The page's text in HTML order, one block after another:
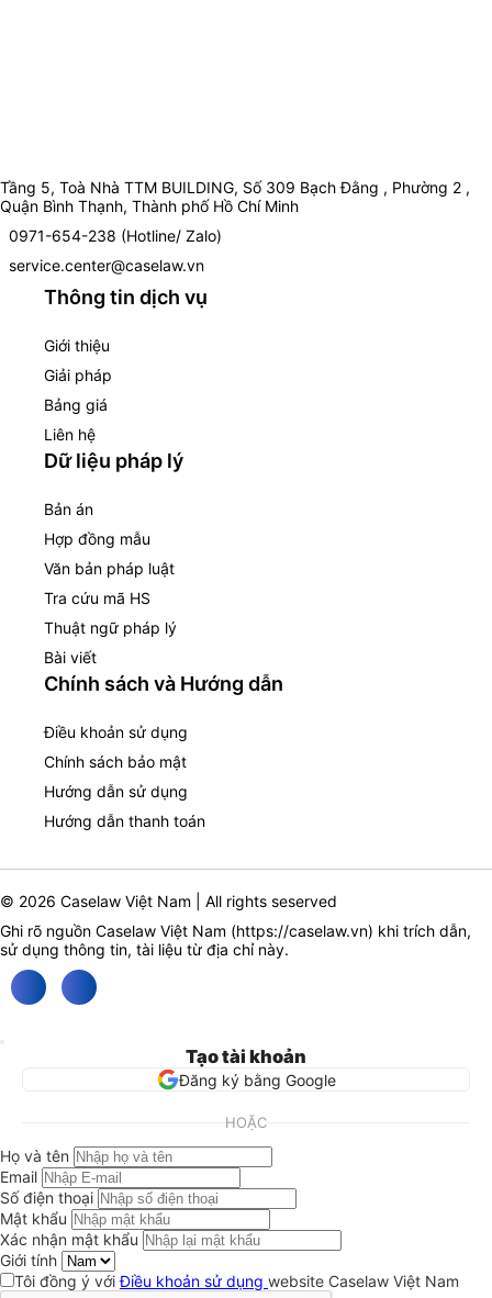
Tầng 5, Toà Nhà TTM BUILDING, Số 309 Bạch Đằng , Phường 2 ,
Quận Bình Thạnh, Thành phố Hồ Chí Minh
0971-654-238 (Hotline/ Zalo)
service.center@caselaw.vn
Thông tin dịch vụ
Giới thiệu
Giải pháp
Bảng giá
Liên hệ
Dữ liệu pháp lý
Bản án
Hợp đồng mẫu
Văn bản pháp luật
Tra cứu mã HS
Thuật ngữ pháp lý
Bài viết
Chính sách và Hướng dẫn
Điều khoản sử dụng
Chính sách bảo mật
Hướng dẫn sử dụng
Hướng dẫn thanh toán
© 2026 Caselaw Việt Nam | All rights seserved
Ghi rõ nguồn Caselaw Việt Nam (https://caselaw.vn) khi trích dẫn,
sử dụng thông tin, tài liệu từ địa chỉ này.
Tạo tài khoản
Đăng ký bằng Google
HOẶC
Họ và tên
Email
Số điện thoại
Mật khẩu
Xác nhận mật khẩu
Giới tính
Tôi đồng ý vớiĐiều khoản sử dụng website Caselaw Việt Nam